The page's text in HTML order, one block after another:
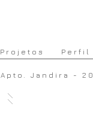
Projetos Perfil
Apto. Jandira -